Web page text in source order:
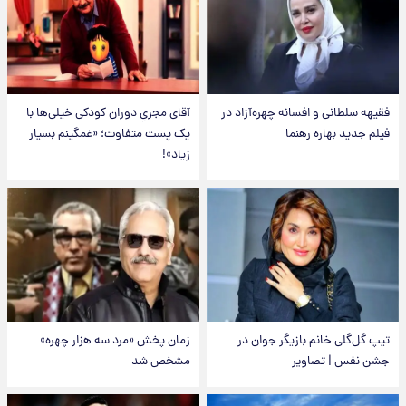
فقیهه سلطانی و افسانه چهره‌آزاد در
فیلم جدید بهاره رهنما
آقای مجریِ دوران کودکی خیلی‌ها با
یک پست متفاوت؛ «غمگینم بسیار
زیاد»!
تیپ گل‌گلی خانم بازیگر جوان در
جشن نفس | تصاویر
زمان پخش «مرد سه هزار چهره»
مشخص شد